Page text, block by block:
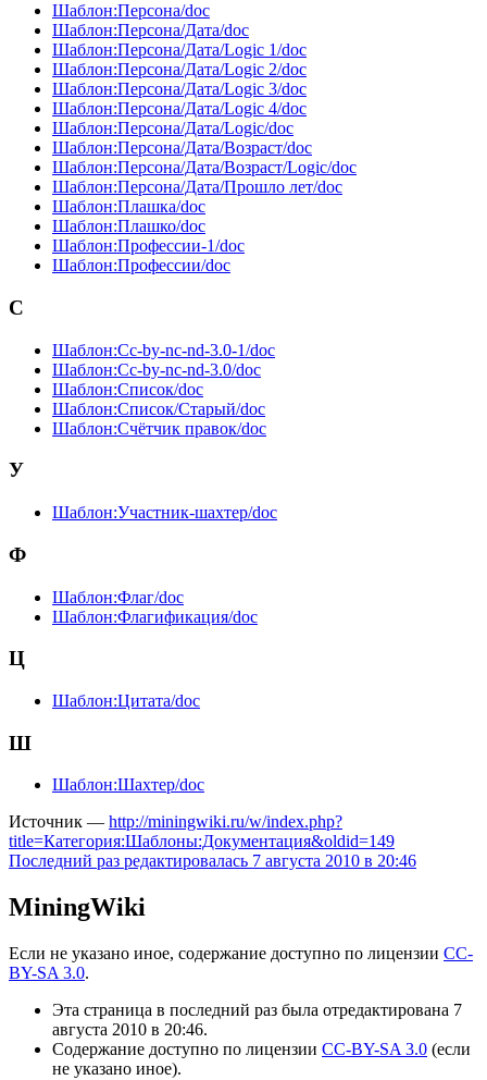
Шаблон:Персона/doc
Шаблон:Персона/Дата/doc
Шаблон:Персона/Дата/Logic 1/doc
Шаблон:Персона/Дата/Logic 2/doc
Шаблон:Персона/Дата/Logic 3/doc
Шаблон:Персона/Дата/Logic 4/doc
Шаблон:Персона/Дата/Logic/doc
Шаблон:Персона/Дата/Возраст/doc
Шаблон:Персона/Дата/Возраст/Logic/doc
Шаблон:Персона/Дата/Прошло лет/doc
Шаблон:Плашка/doc
Шаблон:Плашко/doc
Шаблон:Профессии-1/doc
Шаблон:Профессии/doc
С
Шаблон:Сc-by-nc-nd-3.0-1/doc
Шаблон:Сc-by-nc-nd-3.0/doc
Шаблон:Список/doc
Шаблон:Список/Старый/doc
Шаблон:Счётчик правок/doc
У
Шаблон:Участник-шахтер/doc
Ф
Шаблон:Флаг/doc
Шаблон:Флагификация/doc
Ц
Шаблон:Цитата/doc
Ш
Шаблон:Шахтер/doc
Источник — http://miningwiki.ru/w/index.php?
title=Категория:Шаблоны:Документация&oldid=149
Последний раз редактировалась 7 августа 2010 в 20:46
MiningWiki
Если не указано иное, содержание доступно по лицензии CC-
BY-SA 3.0.
Эта страница в последний раз была отредактирована 7
августа 2010 в 20:46.
Содержание доступно по лицензии CC-BY-SA 3.0 (если
не указано иное).